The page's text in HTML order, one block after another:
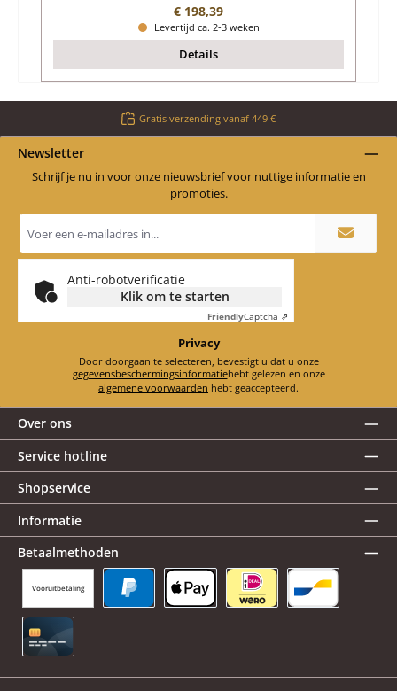
Normale prijs:
€ 198,39
Levertijd ca. 2-3 weken
Details
Gratis verzending vanaf 449 €
Newsletter
Schrijf je nu in voor onze nieuwsbrief voor nuttige informatie en
promoties.
mailadres
*
Anti-robotverificatie
Klik om te starten
FriendlyCaptcha ⇗
Privacy
Door doorgaan te selecteren, bevestigt u dat u onze
gegevensbeschermingsinformatie
hebt gelezen en onze
algemene voorwaarden hebt geaccepteerd.
Over ons
Service hotline
Shopservice
Informatie
Betaalmethoden
Vooruitbetaling